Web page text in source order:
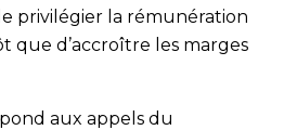
privilégier la rémunération
que d’accroître les marges
aux appels du